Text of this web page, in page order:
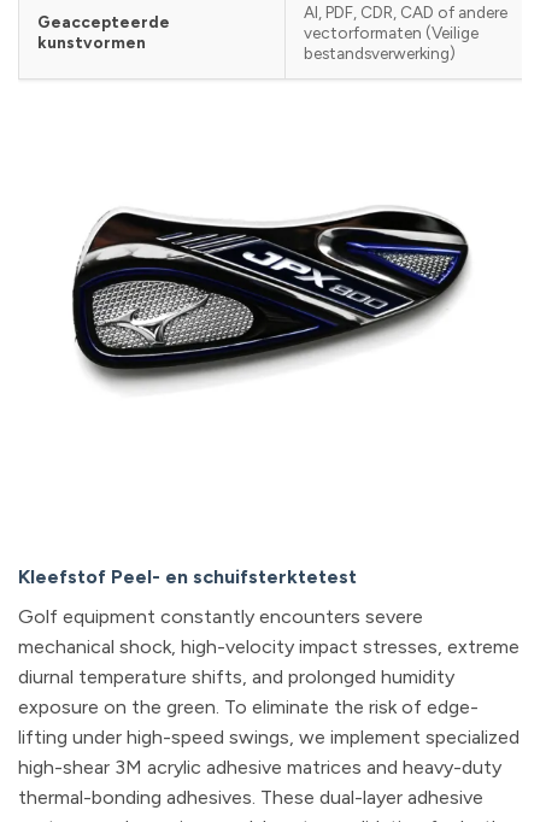
Geaccepteerde
kunstvormen
AI, PDF, CDR, CAD of andere
vectorformaten (Veilige
bestandsverwerking)
Kleefstof Peel- en schuifsterktetest
Golf equipment constantly encounters severe
mechanical shock, high-velocity impact stresses, extreme
diurnal temperature shifts, and prolonged humidity
exposure on the green. To eliminate the risk of edge-
lifting under high-speed swings, we implement specialized
high-shear 3M acrylic adhesive matrices and heavy-duty
thermal-bonding adhesives. These dual-layer adhesive